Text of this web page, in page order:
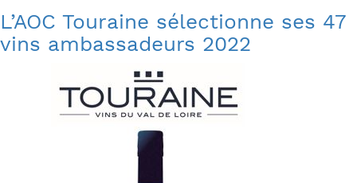
L’AOC Touraine sélectionne ses 47
vins ambassadeurs 2022